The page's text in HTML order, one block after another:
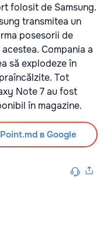
folosit de Samsung.
transmitea un
posesorii de
Compania a
să explodeze în
Tot
Note 7 au fost
în magazine.
в Google